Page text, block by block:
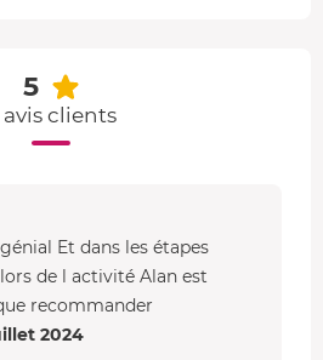
soyez sûr que
itinéraire à votre niveau de
de départ,
de louer
5
avis clients
Et dans les étapes
de l activité Alan est
recommander
2024